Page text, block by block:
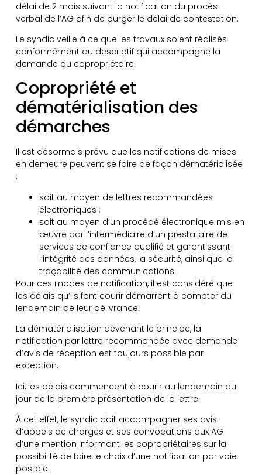
délai de 2 mois suivant la notification du procès-
verbal de l’AG afin de purger le délai de contestation.
Le syndic veille à ce que les travaux soient réalisés
conformément au descriptif qui accompagne la
demande du copropriétaire.
Copropriété et
dématérialisation des
démarches
Il est désormais prévu que les notifications de mises
en demeure peuvent se faire de façon dématérialisée
:
soit au moyen de lettres recommandées
électroniques ;
soit au moyen d’un procédé électronique mis en
œuvre par l’intermédiaire d’un prestataire de
services de confiance qualifié et garantissant
l’intégrité des données, la sécurité, ainsi que la
traçabilité des communications.
Pour ces modes de notification, il est considéré que
les délais qu’ils font courir démarrent à compter du
lendemain de leur délivrance.
La dématérialisation devenant le principe, la
notification par lettre recommandée avec demande
d’avis de réception est toujours possible par
exception.
Ici, les délais commencent à courir au lendemain du
jour de la première présentation de la lettre.
À cet effet, le syndic doit accompagner ses avis
d’appels de charges et ses convocations aux AG
d’une mention informant les copropriétaires sur la
possibilité de faire le choix d’une notification par voie
postale.